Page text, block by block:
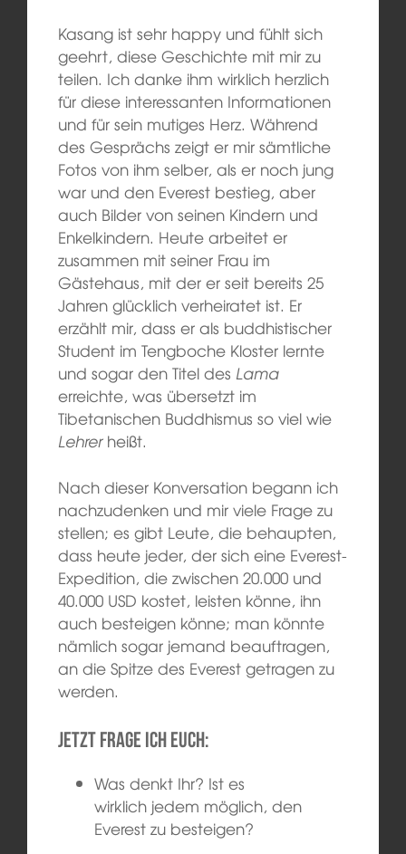
Kasang ist sehr happy und fühlt sich
geehrt, diese Geschichte mit mir zu
teilen. Ich danke ihm wirklich herzlich
für diese interessanten Informationen
und für sein mutiges Herz. Während
des Gesprächs zeigt er mir sämtliche
Fotos von ihm selber, als er noch jung
war und den Everest bestieg, aber
auch Bilder von seinen Kindern und
Enkelkindern. Heute arbeitet er
zusammen mit seiner Frau im
Gästehaus, mit der er seit bereits 25
Jahren glücklich verheiratet ist. Er
erzählt mir, dass er als buddhistischer
Student im Tengboche Kloster lernte
und sogar den Titel des Lama
erreichte, was übersetzt im
Tibetanischen Buddhismus so viel wie
Lehrerheißt.
Nach dieser Konversation begann ich
nachzudenken und mir viele Frage zu
stellen; es gibt Leute, die behaupten,
dass heute jeder, der sich eine Everest-
Expedition, die zwischen 20.000 und
40.000 USD kostet, leisten könne, ihn
auch besteigen könne; man könnte
nämlich sogar jemand beauftragen,
an die Spitze des Everest getragen zu
werden.
Jetzt frage ich Euch:
Was denkt Ihr? Ist es
wirklich jedem möglich, den
Everest zu besteigen?